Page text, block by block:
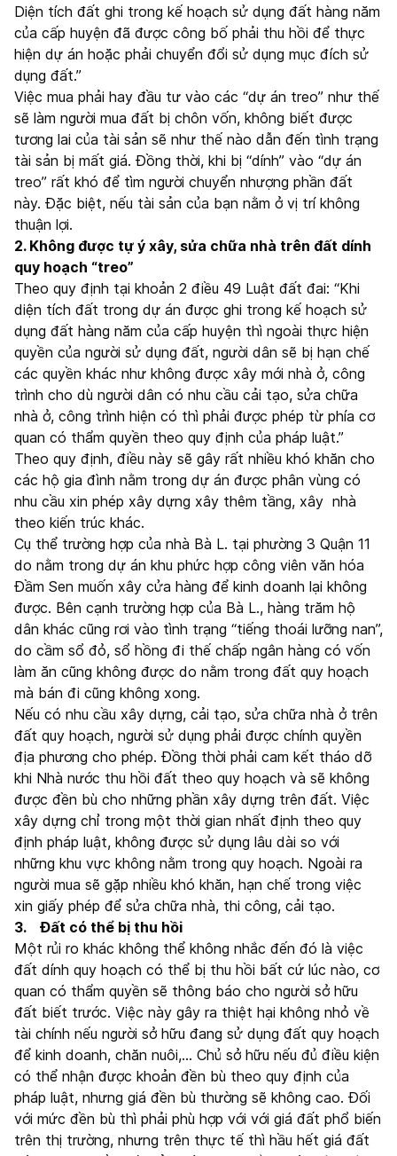
Diện tích đất ghi trong kế hoạch sử dụng đất hàng năm
của cấp huyện đã được công bố phải thu hồi để thực
hiện dự án hoặc phải chuyển đổi sử dụng mục đích sử
dụng đất.”
Việc mua phải hay đầu tư vào các “dự án treo” như thế
sẽ làm người mua đất bị chôn vốn, không biết được
tương lai của tài sản sẽ như thế nào dẫn đến tình trạng
tài sản bị mất giá. Đồng thời, khi bị “dính” vào “dự án
treo” rất khó để tìm người chuyển nhượng phần đất
này. Đặc biệt, nếu tài sản của bạn nằm ở vị trí không
thuận lợi.
2. Không được tự ý xây, sửa chữa nhà trên đất dính
quy hoạch “treo”
Theo quy định tại khoản 2 điều 49 Luật đất đai: “Khi
diện tích đất trong dự án được ghi trong kế hoạch sử
dụng đất hàng năm của cấp huyện thì ngoài thực hiện
quyền của người sử dụng đất, người dân sẽ bị hạn chế
các quyền khác như không được xây mới nhà ở, công
trình cho dù người dân có nhu cầu cải tạo, sửa chữa
nhà ở, công trình hiện có thì phải được phép từ phía cơ
quan có thẩm quyền theo quy định của pháp luật.”
Theo quy định, điều này sẽ gây rất nhiều khó khăn cho
các hộ gia đình nằm trong dự án được phân vùng có
nhu cầu xin phép xây dựng xây thêm tầng, xây nhà
theo kiến trúc khác.
Cụ thể trường hợp của nhà Bà L. tại phường 3 Quận 11
do nằm trong dự án khu phức hợp công viên văn hóa
Đầm Sen muốn xây cửa hàng để kinh doanh lại không
được. Bên cạnh trường hợp của Bà L., hàng trăm hộ
dân khác cũng rơi vào tình trạng “tiếng thoái lưỡng nan”,
do cầm sổ đỏ, sổ hồng đi thế chấp ngân hàng có vốn
làm ăn cũng không được do nằm trong đất quy hoạch
mà bán đi cũng không xong.
Nếu có nhu cầu xây dựng, cải tạo, sửa chữa nhà ở trên
đất quy hoạch, người sử dụng phải được chính quyền
địa phương cho phép. Đồng thời phải cam kết tháo dỡ
khi Nhà nước thu hồi đất theo quy hoạch và sẽ không
được đền bù cho những phần xây dựng trên đất. Việc
xây dựng chỉ trong một thời gian nhất định theo quy
định pháp luật, không được sử dụng lâu dài so với
những khu vực không nằm trong quy hoạch. Ngoài ra
người mua sẽ gặp nhiều khó khăn, hạn chế trong việc
xin giấy phép để sửa chữa nhà, thi công, cải tạo.
3. Đất có thể bị thu hồi
Một rủi ro khác không thể không nhắc đến đó là việc
đất dính quy hoạch có thể bị thu hồi bất cứ lúc nào, cơ
quan có thẩm quyền sẽ thông báo cho người sở hữu
đất biết trước. Việc này gây ra thiệt hại không nhỏ về
tài chính nếu người sở hữu đang sử dụng đất quy hoạch
để kinh doanh, chăn nuôi,… Chủ sở hữu nếu đủ điều kiện
có thể nhận được khoản đền bù theo quy định của
pháp luật, nhưng giá đền bù thường sẽ không cao. Đối
với mức đền bù thì phải phù hợp với với giá đất phổ biến
trên thị trường, nhưng trên thực tế thì hầu hết giá đất